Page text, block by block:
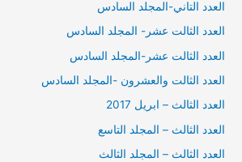
العدد التاني-المجلد السادس
العدد الثالت عشر- المجلد السادس
العدد الثالت عشر-المجلد السادس
العدد الثالت والعشرون -المجلد السادس
العدد الثالث – ابريل 2017
العدد الثالث – المجلد التاسع
العدد الثالث – المجلد الثالث